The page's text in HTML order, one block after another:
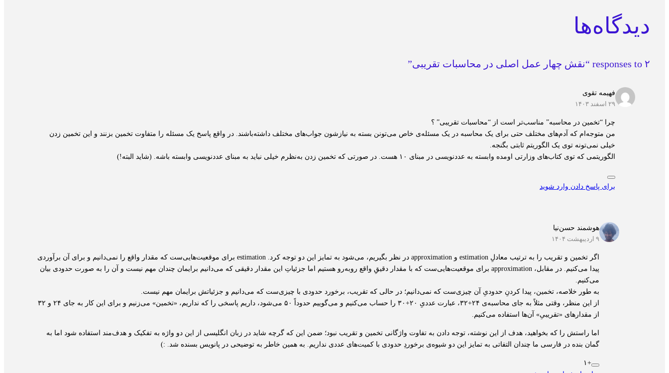
دیدگاه‌ها
۲ responses to “نقش چهار عمل اصلی در محاسبات تقریبی”
فهیمه تقوی
۲۹ اسفند ۱۴۰۳
چرا “تخمین در محاسبه” مناسب‌تر است از “محاسبات تقریبی” ؟
من متوجه‌ام که آدم‌های مختلف حتی برای یک محاسبه در یک مسئله‌ی خاص می‌تونن بسته به نیازشون جواب‌های مختلف داشته‌باشند. در واقع پاسخ یک مسئله را متفاوت تخمین بزنند و این تخمین زدن
خیلی نمی‌تونه توی یک الگوریتم ثابتی بگنجه.
الگوریتمی که توی کتاب‌های وزارتی اومده وابسته به عددنویسی در مبنای ۱۰ هست. در صورتی که تخمین زدن به‌نظرم خیلی نباید به مبنای عددنویسی وابسته باشه. (شاید البته!)
برای پاسخ دادن وارد شوید
هوشمند حسن‌نیا
۹ اردیبهشت ۱۴۰۴
اگر تخمین و تقریب را به ترتیب معادلِ estimation و approximation‌ در نظر بگیریم، می‌شود به تمایز این دو توجه کرد. estimation برای موقعیت‌هایی‌ست که مقدار واقع را نمی‌دانیم و برای آن برآوردی
پیدا می‌کنیم. در مقابل، approximation برای موقعیت‌هایی‌ست که با مقدار دقیقِ واقع روبه‌رو هستیم اما جزئیاتِ این مقدار دقیقی که می‌دانیم برایمان چندان مهم نیست و آن را به صورت حدودی بیان
می‌کنیم.
به طور خلاصه، تخمین، پیدا کردنِ حدودیِ آن‌ چیزی‌ست که نمی‌دانیم؛ در حالی که تقریب، برخورد حدودی با چیزی‌ست که می‌دانیم و جزئیاتش برایمان مهم نیست.
از این منظر، وقتی مثلاً به جای محاسبه‌ی ۲۴+۳۲، عبارت عددیِ ۲۰+۳۰ را حساب می‌کنیم و می‌گوییم حدوداً ۵۰ می‌شود، داریم پاسخی را که نداریم، «تخمین» می‌زنیم و برای این کار به جای ۲۴ و ۳۲
از مقدارهای «تقریبیِ» آن‌ها استفاده می‌کنیم.
اما راستش را که بخواهید، هدف از این نوشته، توجه دادن به تفاوت واژگانی تخمین و تقریب نبود؛ ضمن این که گرچه شاید در زبان انگلیسی از این دو واژه به تفکیک و هدف‌مند استفاده شود اما به
گمان بنده در فارسی ما چندان التفاتی به تمایز این دو شیوه‌ی برخوردِ حدودی با کمیت‌های عددی نداریم. به همین خاطر به توضیحی در پانویس بسنده شد. :)
+۱